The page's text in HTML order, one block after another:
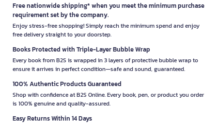
Free nationwide shipping* when you meet the minimum purchase
requirement set by the company.
Enjoy stress-free shopping! Simply reach the minimum spend and enjoy
free delivery straight to your doorstep.
Books Protected with Triple-Layer Bubble Wrap
Every book from B2S is wrapped in 3 layers of protective bubble wrap to
ensure it arrives in perfect condition—safe and sound, guaranteed.
100% Authentic Products Guaranteed
Shop with confidence at B2S Online. Every book, pen, or product you order
is 100% genuine and quality-assured.
Easy Returns Within 14 Days